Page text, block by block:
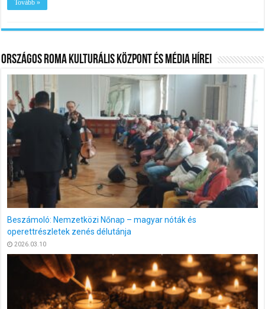
Tovább »
Országos Roma Kulturális Központ és Média Hírei
„Nagyjaink Díj 2026” – felhívás
2026.02.16